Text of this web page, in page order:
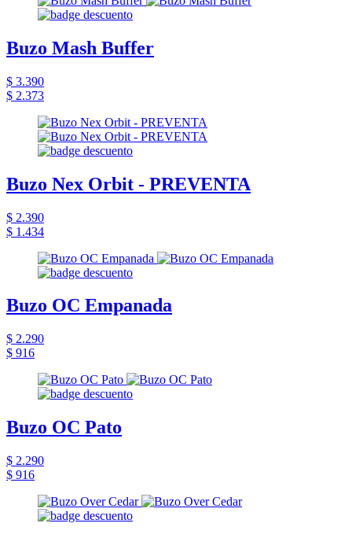
Buzo Mash Buffer
$ 3.390
$ 2.373
Buzo Nex Orbit - PREVENTA
$ 2.390
$ 1.434
Buzo OC Empanada
$ 2.290
$ 916
Buzo OC Pato
$ 2.290
$ 916